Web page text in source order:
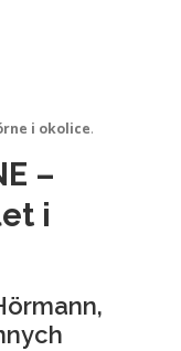
i okolice.
–
i